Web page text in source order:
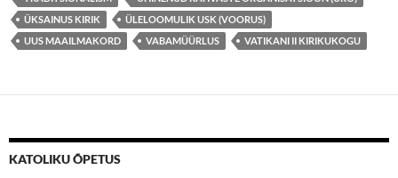
ÜKSAINUS KIRIK
ÜLELOOMULIK USK (VOORUS)
UUS MAAILMAKORD
VABAMÜÜRLUS VATIKANI II KIRIKUKOGU
KATOLIKU ÕPETUS